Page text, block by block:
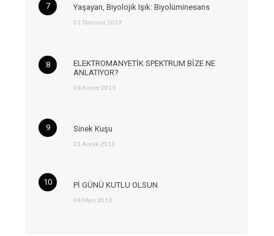
Yaşayan, Biyolojik Işık: Biyolüminesans
01 Temmuz 2013
ELEKTROMANYETİK SPEKTRUM BİZE NE
ANLATIYOR?
04 Kasım 2013
Sinek Kuşu
01 Aralık 2013
Pİ GÜNÜ KUTLU OLSUN
04 Mart 2013